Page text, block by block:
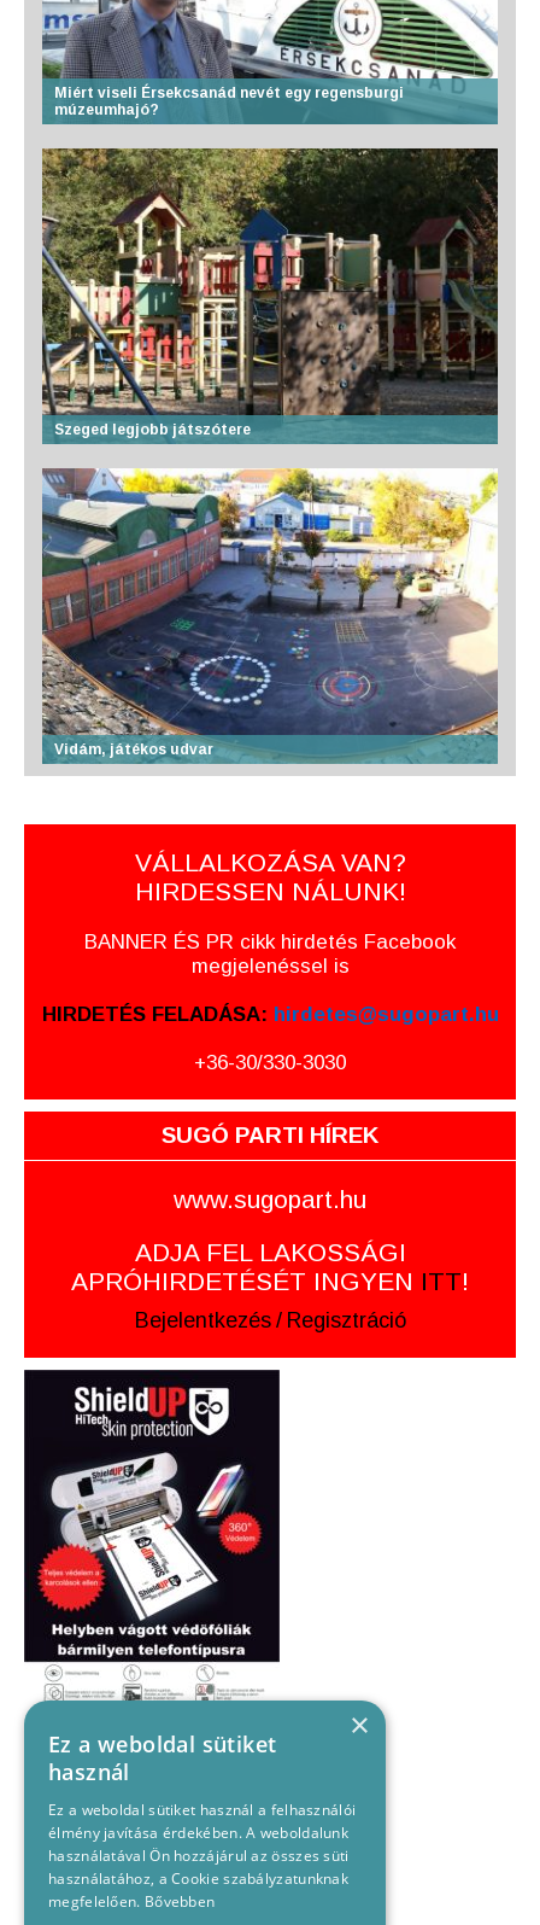
Miért viseli Érsekcsanád nevét egy regensburgi
múzeumhajó?
Szeged legjobb játszótere
Vidám, játékos udvar
VÁLLALKOZÁSA VAN?
HIRDESSEN NÁLUNK!
BANNER ÉS PR cikk hirdetés Facebook
megjelenéssel is
HIRDETÉS FELADÁSA: hirdetes@sugopart.hu
+36-30/330-3030
SUGÓ PARTI HÍREK
www.sugopart.hu
ADJA FEL LAKOSSÁGI
APRÓHIRDETÉSÉT INGYEN ITT!
Bejelentkezés / Regisztráció
×
Ez a weboldal sütiket
használ
Ez a weboldal sütiket használ a felhasználói
élmény javítása érdekében. A weboldalunk
használatával Ön hozzájárul az összes süti
használatához, a Cookie szabályzatunknak
megfelelően. Bővebben